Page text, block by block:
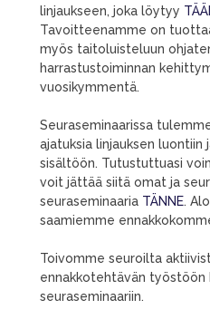
linjaukseen, joka löytyy
Tavoitteenamme on
myös taitoluisteluun
harrastustoiminnan
vuosikymmentä.
Seuraseminaarissa
ajatuksia linjauksen luontiin
sisältöön. Tutustuttuasi
voit jättää siitä omat ja
seuraseminaaria TÄNNE.
saamiemme
Toivomme seuroilta
ennakkotehtävän työstöön
seuraseminaariin.